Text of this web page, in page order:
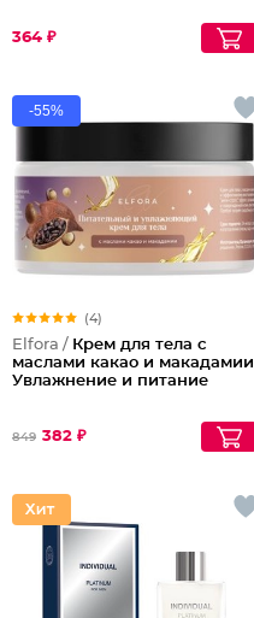
364 ₽
-55%
(4)
Elfora / Крем для тела с
маслами какао и макадамии
Увлажнение и питание
849 382 ₽